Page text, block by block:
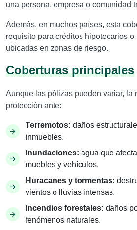
una persona, empresa o comunidad
Además, en muchos países, esta
requisito para créditos hipotecarios
ubicadas en zonas de riesgo.
Coberturas principales
Aunque las pólizas pueden variar, la
protección ante:
Terremotos: daños
inmuebles.
Inundaciones: agua que
muebles y vehículos.
Huracanes y tormentas:
vientos o lluvias intensas.
Incendios forestales: daños
fenómenos naturales.